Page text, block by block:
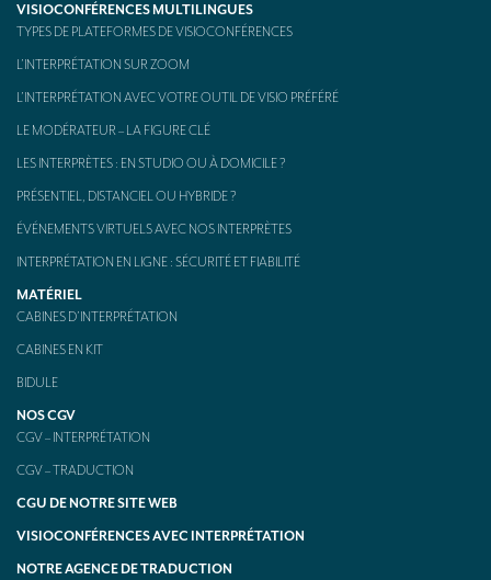
VISIOCONFÉRENCES MULTILINGUES
TYPES DE PLATEFORMES DE VISIOCONFÉRENCES
L’INTERPRÉTATION SUR ZOOM
L’INTERPRÉTATION AVEC VOTRE OUTIL DE VISIO PRÉFÉRÉ
LE MODÉRATEUR – LA FIGURE CLÉ
LES INTERPRÈTES : EN STUDIO OU À DOMICILE ?
PRÉSENTIEL, DISTANCIEL OU HYBRIDE ?
ÉVÉNEMENTS VIRTUELS AVEC NOS INTERPRÈTES
INTERPRÉTATION EN LIGNE : SÉCURITÉ ET FIABILITÉ
MATÉRIEL
CABINES D’INTERPRÉTATION
CABINES EN KIT
BIDULE
NOS CGV
CGV – INTERPRÉTATION
CGV – TRADUCTION
CGU DE NOTRE SITE WEB
VISIOCONFÉRENCES AVEC INTERPRÉTATION
NOTRE AGENCE DE TRADUCTION